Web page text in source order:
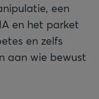
een
en het parket
en zelfs
aan wie bewust